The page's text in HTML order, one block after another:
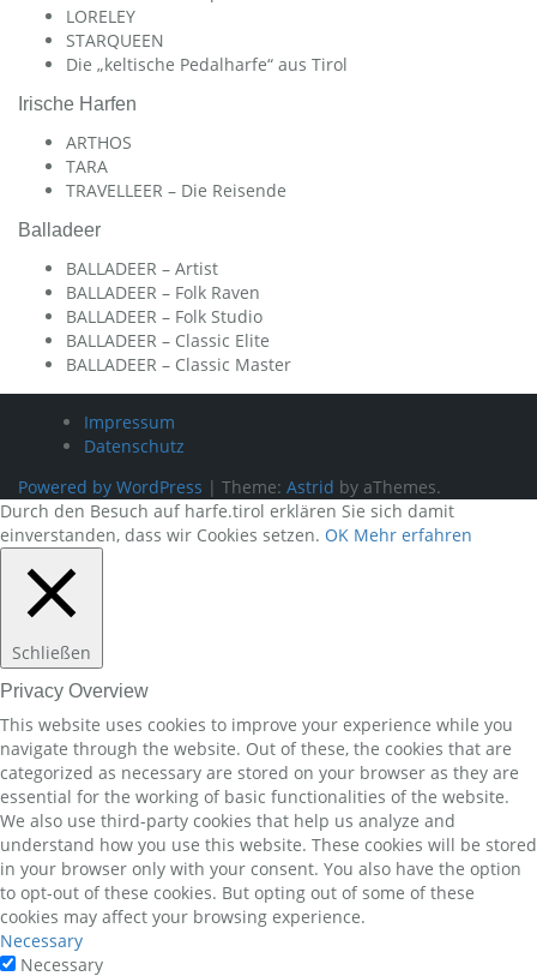
LORELEY
STARQUEEN
Die „keltische Pedalharfe“ aus Tirol
Irische Harfen
ARTHOS
TARA
TRAVELLEER – Die Reisende
Balladeer
BALLADEER – Artist
BALLADEER – Folk Raven
BALLADEER – Folk Studio
BALLADEER – Classic Elite
BALLADEER – Classic Master
Impressum
Datenschutz
Powered by WordPress | Theme: Astrid by aThemes.
Durch den Besuch auf harfe.tirol erklären Sie sich damit
einverstanden, dass wir Cookies setzen. OK Mehr erfahren
Schließen
Privacy Overview
This website uses cookies to improve your experience while you
navigate through the website. Out of these, the cookies that are
categorized as necessary are stored on your browser as they are
essential for the working of basic functionalities of the website.
We also use third-party cookies that help us analyze and
understand how you use this website. These cookies will be stored
in your browser only with your consent. You also have the option
to opt-out of these cookies. But opting out of some of these
cookies may affect your browsing experience.
Necessary
Necessary